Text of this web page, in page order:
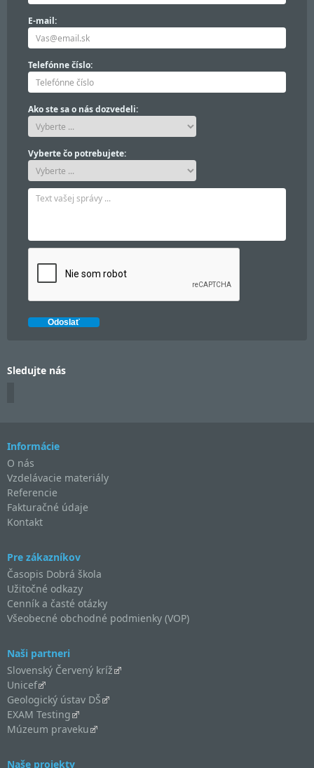
E-mail:
Telefónne číslo:
Ako ste sa o nás dozvedeli:
Vyberte čo potrebujete:
Sledujte nás
Informácie
O nás
Vzdelávacie materiály
Referencie
Fakturačné údaje
Kontakt
Pre zákazníkov
Časopis Dobrá škola
Užitočné odkazy
Cenník a časté otázky
Všeobecné obchodné podmienky (VOP)
Naši partneri
Slovenský Červený kríž
Unicef
Geologický ústav DŠ
EXAM Testing
Múzeum praveku
Naše projekty